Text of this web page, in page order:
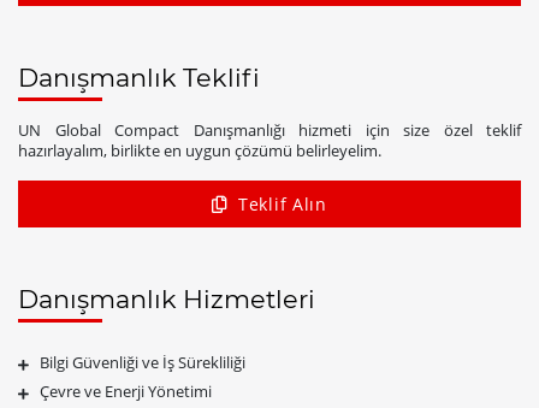
Danışmanlık Teklifi
UN Global Compact Danışmanlığı hizmeti için size özel teklif
hazırlayalım, birlikte en uygun çözümü belirleyelim.
Teklif Alın
Danışmanlık Hizmetleri
Bilgi Güvenliği ve İş Sürekliliği
Çevre ve Enerji Yönetimi